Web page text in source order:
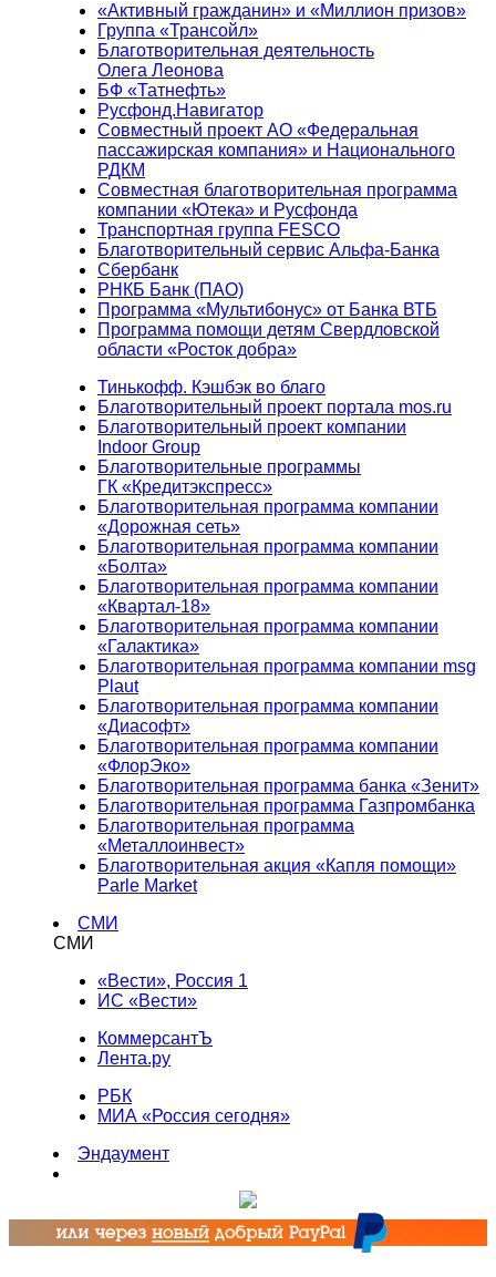
«Активный гражданин» и «Миллион призов»
Группа «Трансойл»
Благотворительная деятельность
Олега Леонова
БФ «Татнефть»
Русфонд.Навигатор
Совместный проект АО «Федеральная
пассажирская компания» и Национального
РДКМ
Совместная благотворительная программа
компании «Ютека» и Русфонда
Транспортная группа FESCO
Благотворительный сервис Альфа-Банка
Сбербанк
РНКБ Банк (ПАО)
Программа «Мультибонус» от Банка ВТБ
Программа помощи детям Свердловской
области «Росток добра»
Тинькофф. Кэшбэк во благо
Благотворительный проект портала mos.ru
Благотворительный проект компании
Indoor Group
Благотворительные программы
ГК «Кредитэкспресс»
Благотворительная программа компании
«Дорожная сеть»
Благотворительная программа компании
«Болта»
Благотворительная программа компании
«Квартал-18»
Благотворительная программа компании
«Галактика»
Благотворительная программа компании msg
Plaut
Благотворительная программа компании
«Диасофт»
Благотворительная программа компании
«ФлорЭко»
Благотворительная программа банка «Зенит»
Благотворительная программа Газпромбанка
Благотворительная программа
«Металлоинвест»
Благотворительная акция «Капля помощи»
Parle Market
СМИ
СМИ
«Вести», Россия 1
ИС «Вести»
КоммерсантЪ
Лента.ру
РБК
МИА «Россия сегодня»
Эндаумент